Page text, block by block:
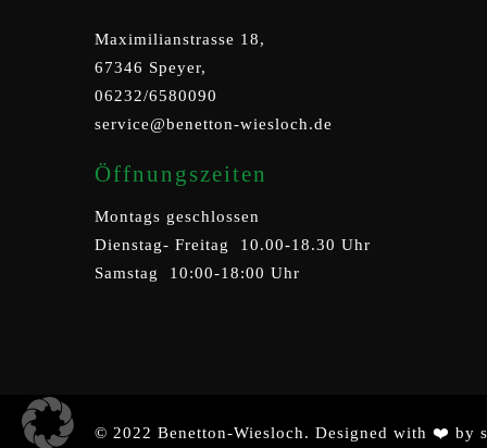
Maximilianstrasse 18,
67346 Speyer,
06232/6580090
service@benetton-wiesloch.de
Öffnungszeiten
Montags geschlossen
Dienstag- Freitag 10.00-18.30 Uhr
Samstag 10:00-18:00 Uhr
© 2022 Benetton-Wiesloch. Designed with ❤️ by